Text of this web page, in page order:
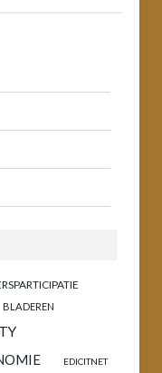
BLADEREN
EDICITNET